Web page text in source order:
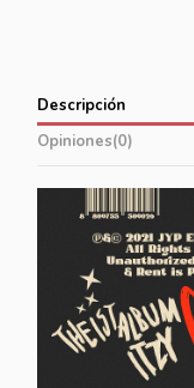
Descripción
Opiniones(0)